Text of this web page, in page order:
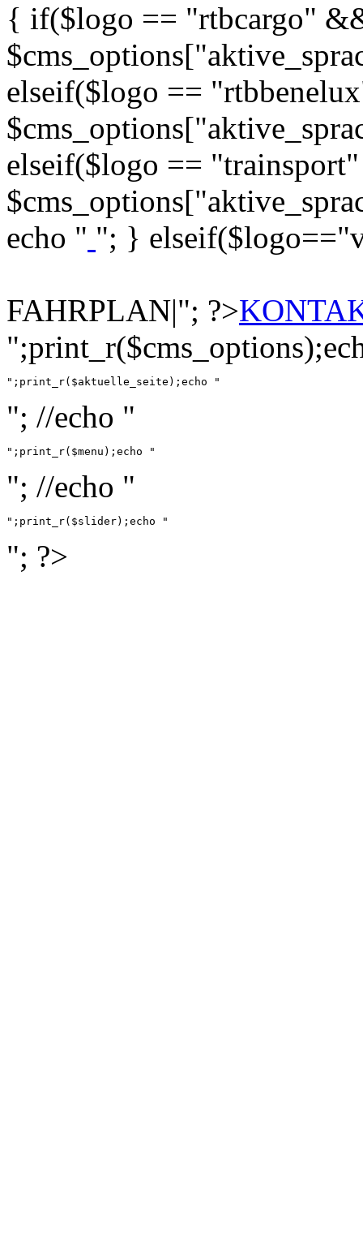
{ if($logo == "rtbcargo"
elseif($logo ==
elseif($logo ==
echo " "; }
FAHRPLAN|"; ?>
";print_r($aktuelle_seite);echo "
"; //echo "
";print_r($menu);echo "
"; //echo "
";print_r($slider);echo "
"; ?>